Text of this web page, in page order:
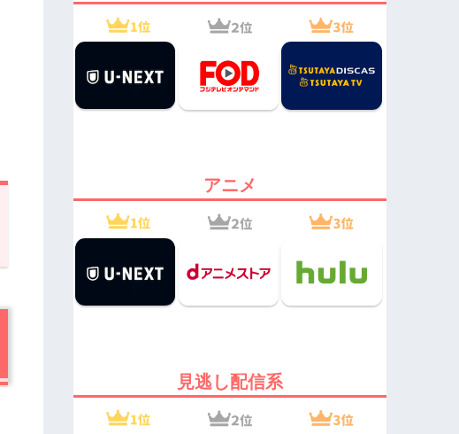
アニメ
見逃し配信系